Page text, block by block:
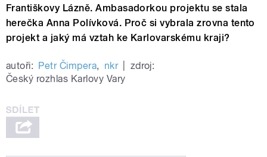
Františkovy Lázně. Ambasadorkou projektu se stala
herečka Anna Polívková. Proč si vybrala zrovna tento
projekt a jaký má vztah ke Karlovarskému kraji?
autoři: Petr Čimpera, nkr
zdroj:
Český rozhlas Karlovy Vary